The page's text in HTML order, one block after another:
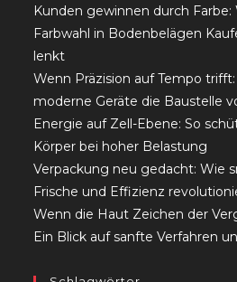
Kunden gewinnen durch
Farbwahl in Bodenbelägen
lenkt
Wenn Präzision auf Tempo
moderne Geräte die Baustelle
Energie auf Zell-Ebene: So
Körper bei hoher Belastung
Verpackung neu gedacht: Wie
Frische und Effizienz
Wenn die Haut Zeichen der
Ein Blick auf sanfte Verfahren